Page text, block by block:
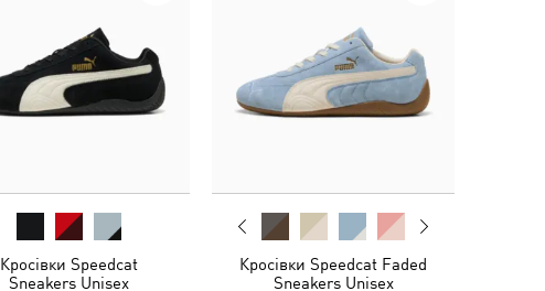
Кросівки Speedcat
Sneakers Unisex
Кросівки Speedcat Faded
Sneakers Unisex